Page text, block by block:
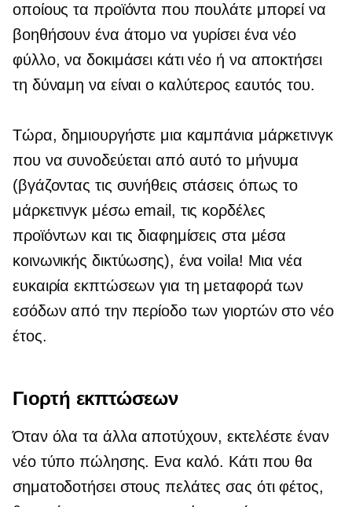
οποίους τα προϊόντα που πουλάτε μπορεί να
βοηθήσουν ένα άτομο να γυρίσει ένα νέο
φύλλο, να δοκιμάσει κάτι νέο ή να αποκτήσει
τη δύναμη να είναι ο καλύτερος εαυτός του.
Τώρα, δημιουργήστε μια καμπάνια μάρκετινγκ
που να συνοδεύεται από αυτό το μήνυμα
(βγάζοντας τις συνήθεις στάσεις όπως το
μάρκετινγκ μέσω email, τις κορδέλες
προϊόντων και τις διαφημίσεις στα μέσα
κοινωνικής δικτύωσης), ένα voila! Μια νέα
ευκαιρία εκπτώσεων για τη μεταφορά των
εσόδων από την περίοδο των γιορτών στο νέο
έτος.
Γιορτή εκπτώσεων
Όταν όλα τα άλλα αποτύχουν, εκτελέστε έναν
νέο τύπο πώλησης. Ενα καλό. Κάτι που θα
σηματοδοτήσει στους πελάτες σας ότι φέτος,